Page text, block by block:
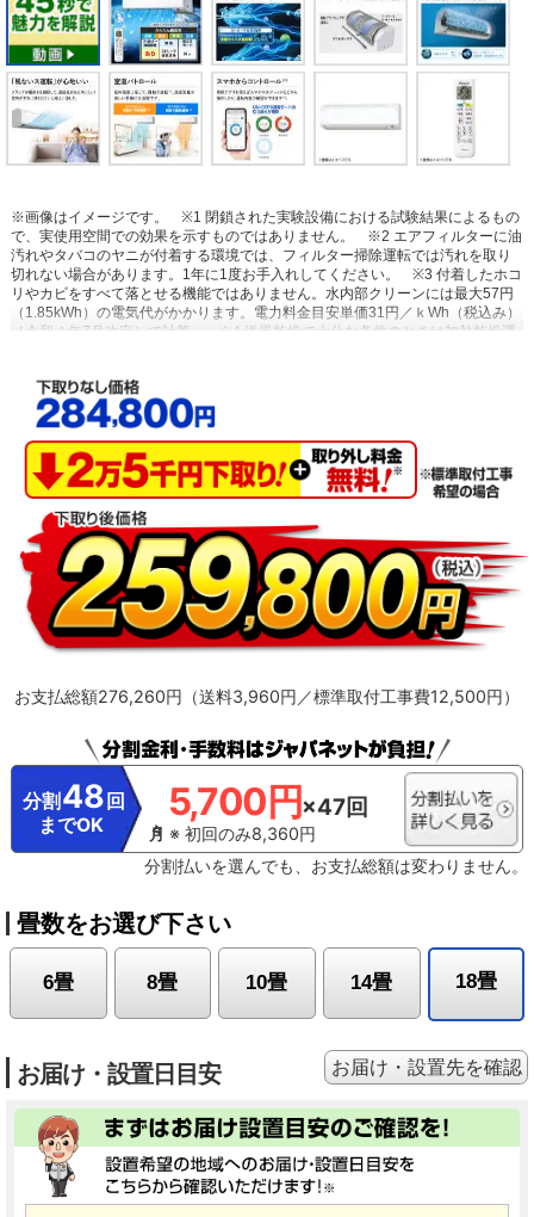
※画像はイメージです。
※1 閉鎖された実験設備における試験結果によるもの
で、実使用空間での効果を示すものではありません。
※2 エアフィルターに油
汚れやタバコのヤニが付着する環境では、フィルター掃除運転では汚れを取り
切れない場合があります。1年に1度お手入れしてください。
※3 付着したホコ
リやカビをすべて落とせる機能ではありません。水内部クリーンには最大57円
（1.85kWh）の電気代がかかります。電力料金目安単価31円／ｋWh（税込み）
［令和４年7月改定］で計算。
※4 送風乾燥で十分な条件のときは加熱乾燥運
動運転を行うため、室内機の設置状況によっては温度を正確に検知できず、作
動しない場合があります。エアコン停止時でも、検知のために送風運転を行う
場合があります。集中コントローラー、ワイヤードリモコンからの設定はでき
ません。停電中やブレーカーOFF時には、設定していても作動しません。
スマートフォンやタブレットPCなどの通信可能圏内に限ります。（通信費が別
途かかります。）通信環境や使用状況によっては、サービスをご利用いただけ
ない場合があります。サービスのご利用時にダイキン会員サイトCLUB DAIKIN
へのユーザー登録が必要です。必要なネットワーク環境：お客様がお使いの通
信機器（スマートフォン／タブレットPC）ならびに無線LANインターネット環
境。すべてのWi-Fi環境で接続できることを保証するものではありません。詳し
くはメーカーサイトをご覧ください。
お支払総額276,260円（送料3,960円／標準取付工事費12,500円）
分割 48 回
までOK
5,700円×47回
※ 初回のみ8,360円
分割払いを選んでも、お支払総額は変わりません。
畳数をお選び下さい
6畳 8畳 10畳 14畳 18畳
お届け・設置日目安 お届け・設置先を確認